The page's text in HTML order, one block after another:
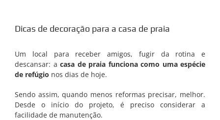
Image
Dicas de decoração para a casa de praia
Um local para receber amigos, fugir da rotina e
descansar: a casa de praia funciona como uma espécie
de refúgio nos dias de hoje.
Sendo assim, quando menos reformas precisar, melhor.
Desde o início do projeto, é preciso considerar a
facilidade de manutenção.